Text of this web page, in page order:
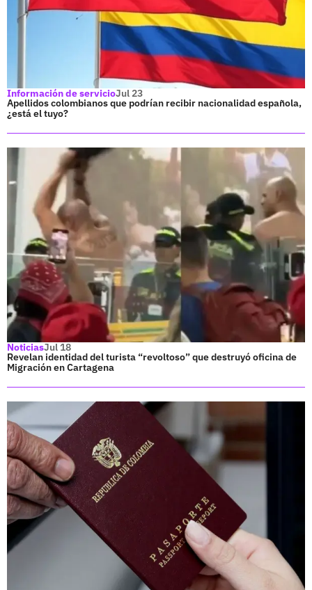
Información de servicioJul 23
Apellidos colombianos que podrían recibir nacionalidad española,
¿está el tuyo?
NoticiasJul 18
Revelan identidad del turista “revoltoso” que destruyó oficina de
Migración en Cartagena